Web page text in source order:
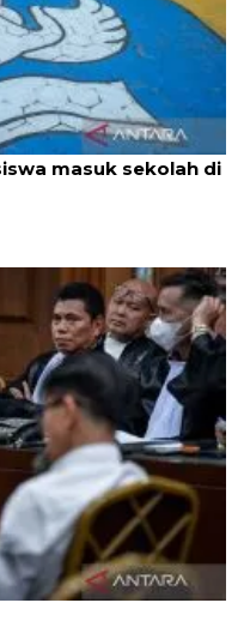
masuk sekolah di
tuntutan kasus